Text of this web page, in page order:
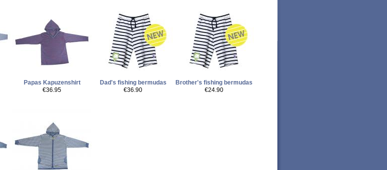
Papas Kapuzenshirt
€36.95
Dad's fishing bermudas
€36.90
Brother's fishing bermudas
€24.90